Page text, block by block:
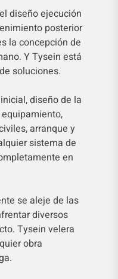
diseño ejecución
posterior
la concepción de
Y Tysein está
soluciones.
diseño de la
arranque y
sistema de
en
se aleje de las
diversos
Tysein velera
obra